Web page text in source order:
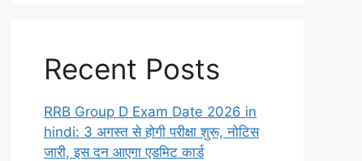
Recent Posts
RRB Group D Exam Date 2026 in
hindi: 3 अगस्त से होगी परीक्षा शुरू, नोटिस
जारी, इस दन आएगा एडमिट कार्ड